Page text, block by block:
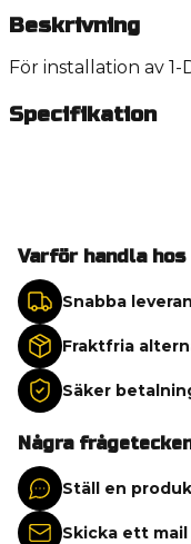
Beskrivning
För installation av
Specifikation
Varför handla hos
Snabba
Fraktfria
Säker
Några
Ställ en
Skicka ett mail